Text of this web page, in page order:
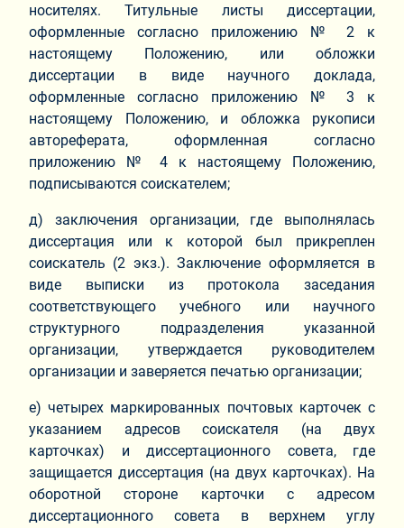
носителях. Титульные листы диссертации,
оформленные согласно приложению № 2 к
настоящему Положению, или обложки
диссертации в виде научного доклада,
оформленные согласно приложению № 3 к
настоящему Положению, и обложка рукописи
автореферата, оформленная согласно
приложению № 4 к настоящему Положению,
подписываются соискателем;
д) заключения организации, где выполнялась
диссертация или к которой был прикреплен
соискатель (2 экз.). Заключение оформляется в
виде выписки из протокола заседания
соответствующего учебного или научного
структурного подразделения указанной
организации, утверждается руководителем
организации и заверяется печатью организации;
е) четырех маркированных почтовых карточек с
указанием адресов соискателя (на двух
карточках) и диссертационного совета, где
защищается диссертация (на двух карточках). На
оборотной стороне карточки с адресом
диссертационного совета в верхнем углу